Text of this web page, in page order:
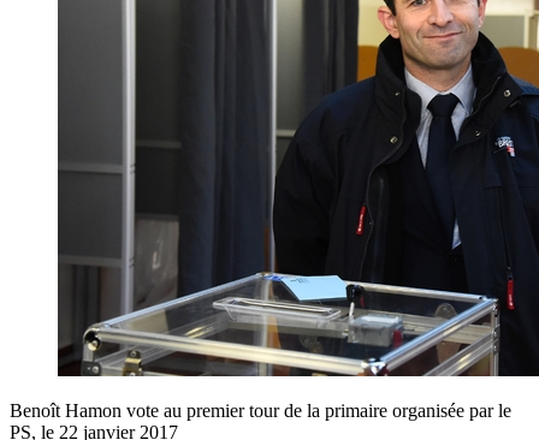
Benoît Hamon vote au premier tour de la primaire organisée par le
PS, le 22 janvier 2017